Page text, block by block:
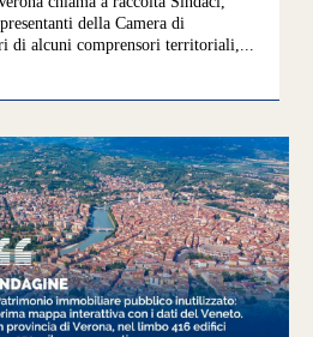
della Camera di
di alcuni comprensori territoriali,...